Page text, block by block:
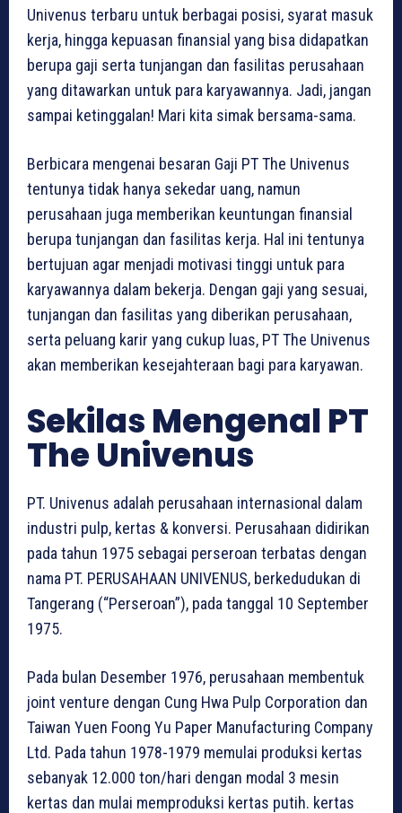
Univenus terbaru untuk berbagai posisi, syarat masuk
kerja, hingga kepuasan finansial yang bisa didapatkan
berupa gaji serta tunjangan dan fasilitas perusahaan
yang ditawarkan untuk para karyawannya. Jadi, jangan
sampai ketinggalan! Mari kita simak bersama-sama.
Berbicara mengenai besaran Gaji PT The Univenus
tentunya tidak hanya sekedar uang, namun
perusahaan juga memberikan keuntungan finansial
berupa tunjangan dan fasilitas kerja. Hal ini tentunya
bertujuan agar menjadi motivasi tinggi untuk para
karyawannya dalam bekerja. Dengan gaji yang sesuai,
tunjangan dan fasilitas yang diberikan perusahaan,
serta peluang karir yang cukup luas, PT The Univenus
akan memberikan kesejahteraan bagi para karyawan.
Sekilas Mengenal PT
The Univenus
PT. Univenus adalah perusahaan internasional dalam
industri pulp, kertas & konversi. Perusahaan didirikan
pada tahun 1975 sebagai perseroan terbatas dengan
nama PT. PERUSAHAAN UNIVENUS, berkedudukan di
Tangerang (“Perseroan”), pada tanggal 10 September
1975.
Pada bulan Desember 1976, perusahaan membentuk
joint venture dengan Cung Hwa Pulp Corporation dan
Taiwan Yuen Foong Yu Paper Manufacturing Company
Ltd. Pada tahun 1978-1979 memulai produksi kertas
sebanyak 12.000 ton/hari dengan modal 3 mesin
kertas dan mulai memproduksi kertas putih. kertas